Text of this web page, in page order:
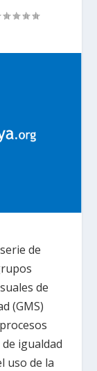
de
de
(GMS)
igualdad
uso de la